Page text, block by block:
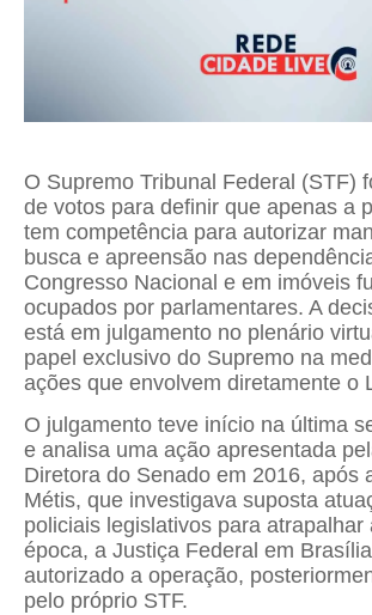
O Supremo Tribunal Federal (STF)
de votos para definir que apenas a
tem competência para autorizar
busca e apreensão nas
Congresso Nacional e em imóveis
ocupados por parlamentares. A
está em julgamento no plenário
papel exclusivo do Supremo na
ações que envolvem diretamente o
O julgamento teve início na última
e analisa uma ação apresentada
Diretora do Senado em 2016, após
Métis, que investigava suposta
policiais legislativos para atrapalhar
época, a Justiça Federal em
autorizado a operação,
pelo próprio STF.